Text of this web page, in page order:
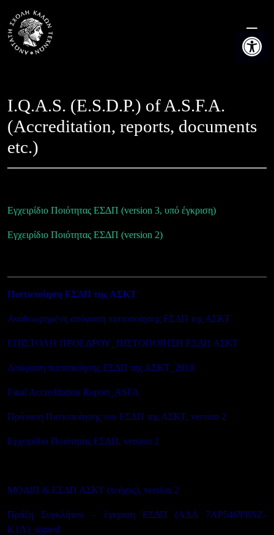
Open
content
I.Q.A.S. (E.S.D.P.) of A.S.F.A.
(Accreditation, reports, documents
etc.)
Εγχειρίδιο Ποιότητας ΕΣΔΠ (version 3, υπό έγκριση)
Εγχειρίδιο Ποιότητας ΕΣΔΠ (version 2)
Πιστοποίηση ΕΣΔΠ της ΑΣΚΤ
Αναθεωρημένη απόφαση πιστοποίησης ΕΣΔΠ της ΑΣΚΤ
ΕΠΙΣΤΟΛΗ ΠΡΟΕΔΡΟΥ_ΠΙΣΤΟΠΟΙΗΣΗ ΕΣΔΠ ΑΣΚΤ
Απόφαση πιστοποίησης ΕΣΔΠ της ΑΣΚΤ_2018
Final Accreditation Report_ASFA
Πρόταση Πιστοποίησης του ΕΣΔΠ της ΑΣΚΤ, version 2
Εγχειρίδιο Ποιότητας ΕΣΔΠ, version 2
ΜΟΔΙΠ & ΕΣΔΠ ΑΣΚΤ (τεύχος), version 2
Πράξη Συγκλήτου – έγκριση ΕΣΔΠ (ΑΔΑ 7ΑΡ546Ψ8ΝΖ-
Κ1Λ)_signed